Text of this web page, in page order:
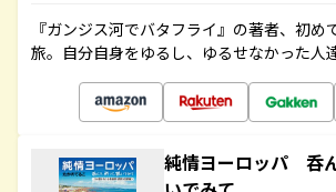
『ガンジス河でバタフライ』の著者、初め
旅。自分自身をゆるし、ゆるせなかった人
純情ヨーロッパ 呑